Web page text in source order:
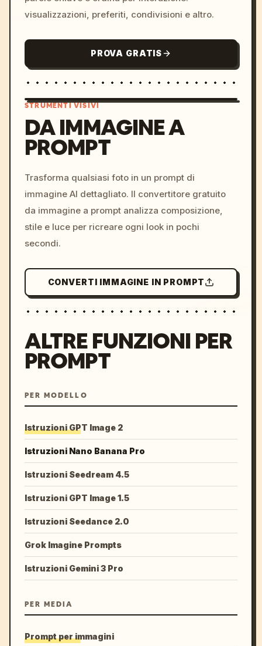
visualizzazioni, preferiti, condivisioni e altro.
PROVA GRATIS
colors, 8k --v 6.0
STRUMENTI VISIVI
DA IMMAGINE A
PROMPT
Trasforma qualsiasi foto in un prompt di
immagine AI dettagliato. Il convertitore gratuito
da immagine a prompt analizza composizione,
stile e luce per ricreare ogni look in pochi
secondi.
CONVERTI IMMAGINE IN PROMPT
ALTRE FUNZIONI PER
PROMPT
PER MODELLO
Istruzioni GPT Image 2
Istruzioni Nano Banana Pro
Istruzioni Seedream 4.5
Istruzioni GPT Image 1.5
Istruzioni Seedance 2.0
Grok Imagine Prompts
Istruzioni Gemini 3 Pro
PER MEDIA
Prompt per immagini